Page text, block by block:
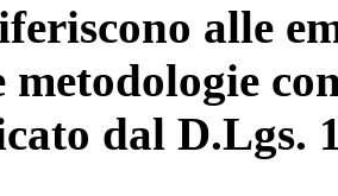
alle
dal D.Lgs.